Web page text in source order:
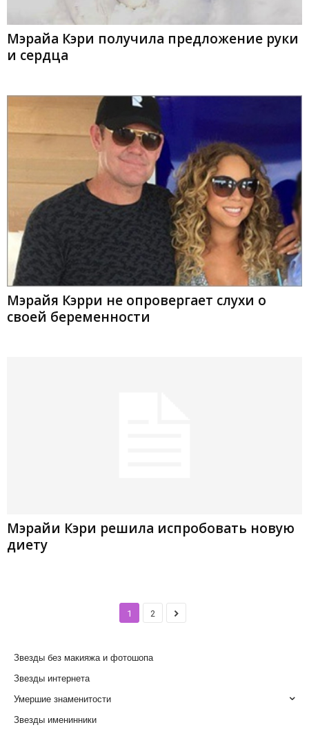
Мэрайа Кэри получила предложение руки
и сердца
Мэрайя Кэрри не опровергает слухи о
своей беременности
Мэрайи Кэри решила испробовать новую
диету
1 2
Звезды без макияжа и фотошопа
Звезды интернета
Умершие знаменитости
Звезды именинники